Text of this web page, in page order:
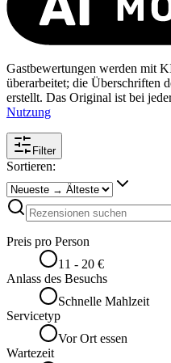
Gastbewertungen werden mit
überarbeitet; die Überschriften
erstellt. Das Original ist bei
Nutzung
Filter
Sortieren:
Preis pro Person
11 - 20 €
Anlass des Besuchs
Schnelle Mahlzeit
Servicetyp
Vor Ort essen
Wartezeit